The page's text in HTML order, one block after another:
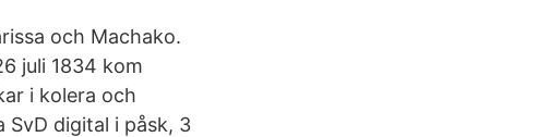
och Machako.
juli 1834 kom
i kolera och
digital i påsk, 3